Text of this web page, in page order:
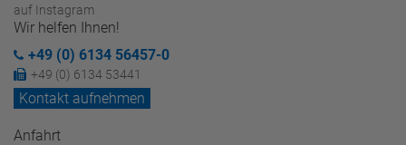
auf Instagram
Wir helfen Ihnen!
+49 (0) 6134 56457-0
+49 (0) 6134 53441
Kontakt aufnehmen
Anfahrt